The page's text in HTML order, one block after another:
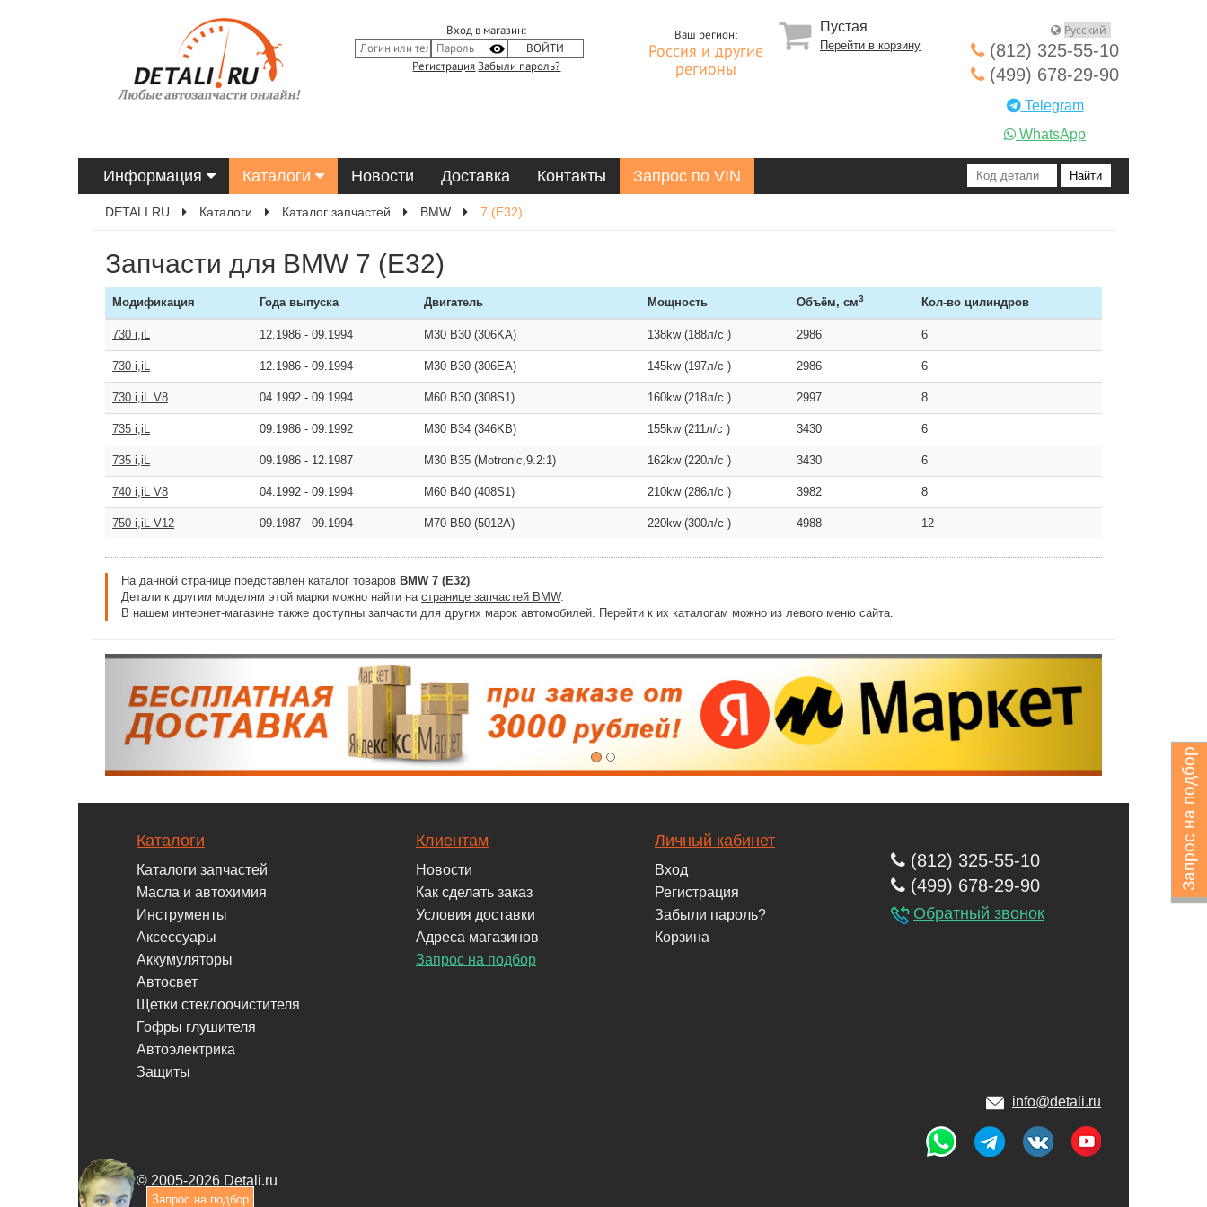
Запрос на подбор
Запрос на подбор
Вход в магазин:
Регистрация Забыли пароль?
Ваш регион:
Россия и другие
регионы
Пустая
Перейти в корзину
(812) 325-55-10
(499) 678-29-90
Telegram
WhatsApp
Информация Каталоги Новости Доставка Контакты Запрос по VIN
DETALI.RU Каталоги Каталог запчастей BMW 7 (E32)
Запчасти для BMW 7 (E32)
Модификация Года выпуска Двигатель Мощность Объём, см3 Кол-во цилиндров
730 i,iL 12.1986 - 09.1994 M30 B30 (306KA) 138kw (188л/с ) 2986 6
730 i,iL 12.1986 - 09.1994 M30 B30 (306EA) 145kw (197л/с ) 2986 6
730 i,iL V8 04.1992 - 09.1994 M60 B30 (308S1) 160kw (218л/с ) 2997 8
735 i,iL 09.1986 - 09.1992 M30 B34 (346KB) 155kw (211л/с ) 3430 6
735 i,iL 09.1986 - 12.1987 M30 B35 (Motronic,9.2:1) 162kw (220л/с ) 3430 6
740 i,iL V8 04.1992 - 09.1994 M60 B40 (408S1) 210kw (286л/с ) 3982 8
750 i,iL V12 09.1987 - 09.1994 M70 B50 (5012A) 220kw (300л/с ) 4988 12
На данной странице представлен каталог товаров BMW 7 (E32)
Детали к другим моделям этой марки можно найти на странице запчастей BMW.
В нашем интернет-магазине также доступны запчасти для других марок автомобилей. Перейти к их каталогам можно из левого меню сайта.
Каталоги
Каталоги запчастей
Масла и автохимия
Инструменты
Аксессуары
Аккумуляторы
Автосвет
Щетки стеклоочистителя
Гофры глушителя
Автоэлектрика
Защиты
Клиентам
Новости
Как сделать заказ
Условия доставки
Адреса магазинов
Запрос на подбор
Личный кабинет
Вход
Регистрация
Забыли пароль?
Корзина
(812) 325-55-10
(499) 678-29-90
Обратный звонок
info@detali.ru
© 2005-2026 Detali.ru